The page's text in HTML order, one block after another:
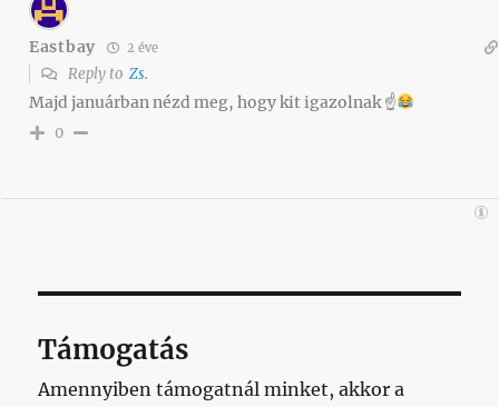
Eastbay 2 éve
Reply to Zs.
Majd januárban nézd meg, hogy kit igazolnak ☝
0
Támogatás
Amennyiben támogatnál minket, akkor a